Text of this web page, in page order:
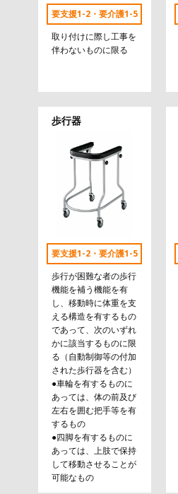
要支援1-2・要介護1-5
取り付けに際し工事を
伴わないものに限る
歩行器
要支援1-2・要介護1-5
歩行が困難な者の歩行
機能を補う機能を有
し、移動時に体重を支
える構造を有するもの
であって、次のいずれ
かに該当するものに限
る（自動制御等の付加
された歩行器を含む）
●車輪を有するものに
あっては、体の前及び
左右を囲む把手等を有
するもの
●四脚を有するものに
あっては、上肢で保持
して移動させることが
可能なもの